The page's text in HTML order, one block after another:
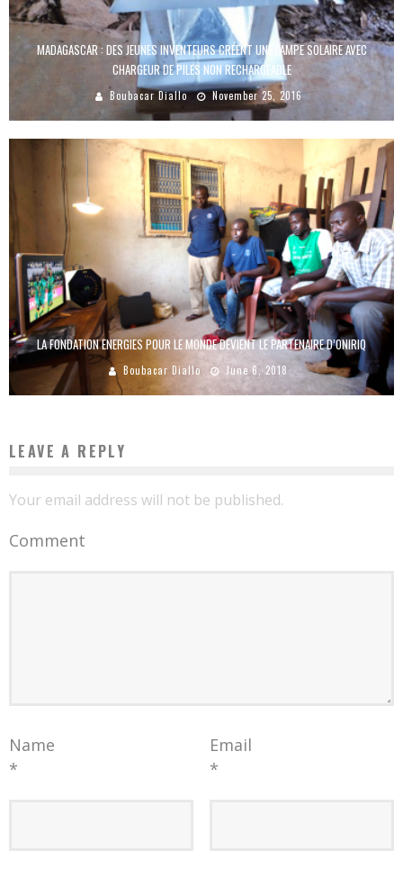
MADAGASCAR : DES JEUNES INVENTEURS CRÉENT UNE LAMPE SOLAIRE AVEC
CHARGEUR DE PILES NON RECHARGEABLE
Boubacar Diallo November 25, 2016
LA FONDATION ENERGIES POUR LE MONDE DEVIENT LE PARTENAIRE D’ONIRIQ
Boubacar Diallo June 6, 2018
LEAVE A REPLY
Your email address will not be published.
Comment
Name
*
Email
*